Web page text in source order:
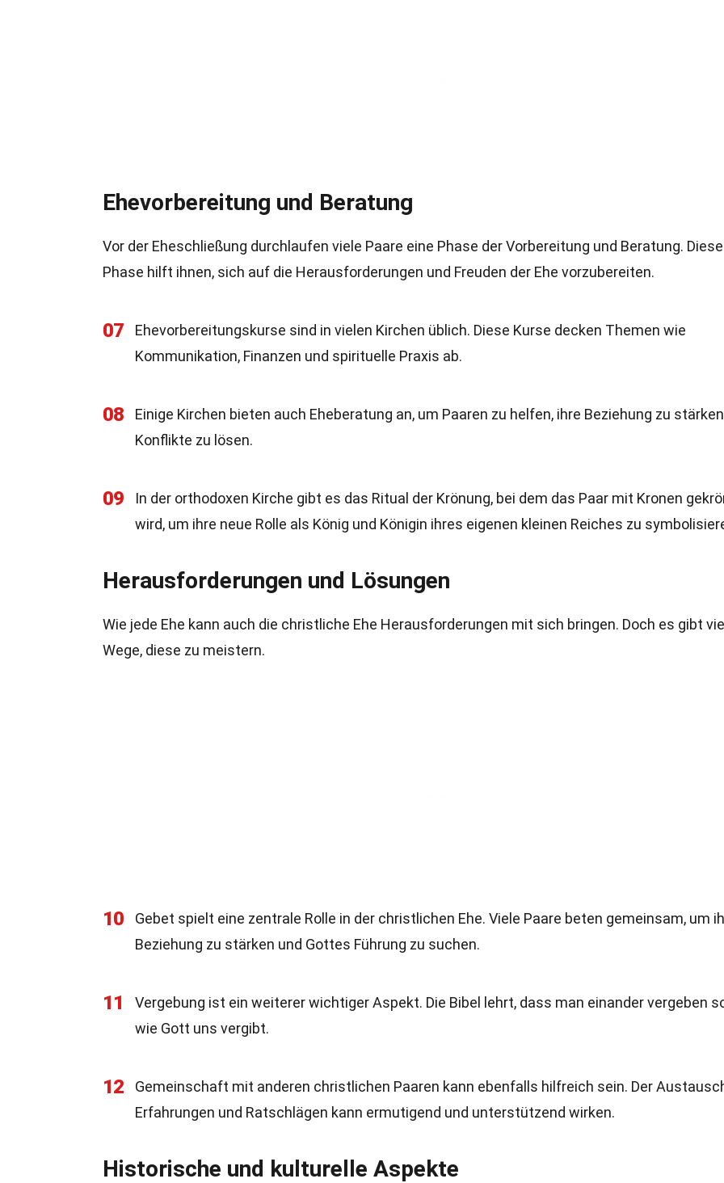
Ehevorbereitung und Beratung
Vor der Eheschließung durchlaufen viele Paare eine Phase der Vorbereitung und Beratung. Diese
Phase hilft ihnen, sich auf die Herausforderungen und Freuden der Ehe vorzubereiten.
07
Ehevorbereitungskurse sind in vielen Kirchen üblich. Diese Kurse decken Themen wie
Kommunikation, Finanzen und spirituelle Praxis ab.
08
Einige Kirchen bieten auch Eheberatung an, um Paaren zu helfen, ihre Beziehung zu
Konflikte zu lösen.
09
In der orthodoxen Kirche gibt es das Ritual der Krönung, bei dem das Paar mit Kronen
wird, um ihre neue Rolle als König und Königin ihres eigenen kleinen Reiches zu
Herausforderungen und Lösungen
Wie jede Ehe kann auch die christliche Ehe Herausforderungen mit sich bringen. Doch es gibt
Wege, diese zu meistern.
10
Gebet spielt eine zentrale Rolle in der christlichen Ehe. Viele Paare beten gemeinsam, um
Beziehung zu stärken und Gottes Führung zu suchen.
11
Vergebung ist ein weiterer wichtiger Aspekt. Die Bibel lehrt, dass man einander vergeben
wie Gott uns vergibt.
12
Gemeinschaft mit anderen christlichen Paaren kann ebenfalls hilfreich sein. Der
Erfahrungen und Ratschlägen kann ermutigend und unterstützend wirken.
Historische und kulturelle Aspekte